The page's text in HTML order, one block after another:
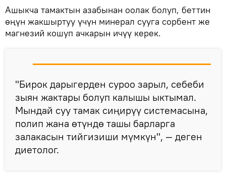
Ашыкча тамактын азабынан оолак болуп, беттин
өңүн жакшыртуу үчүн минерал сууга сорбент же
магнезий кошуп ачкарын ичүү керек.
"Бирок дарыгерден суроо зарыл, себеби
зыян жактары болуп калышы ыктымал.
Мындай суу тамак сиңирүү системасына,
полип жана өтүндө ташы барларга
залакасын тийгизиши мүмкүн", — деген
диетолог.